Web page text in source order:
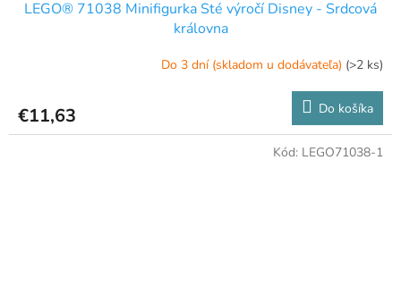
LEGO® 71038 Minifigurka Sté výročí Disney - Srdcová
královna
Do 3 dní (skladom u dodávateľa) (>2 ks)
€11,63 Do košíka
Kód: LEGO71038-1